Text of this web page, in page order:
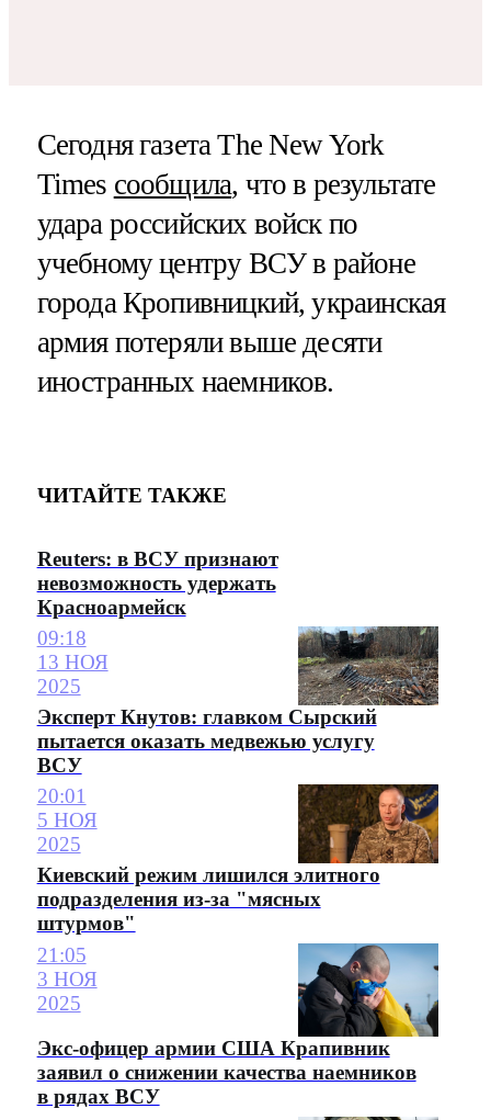
Сегодня газета The New York
Times сообщила, что в результате
удара российских войск по
учебному центру ВСУ в районе
города Кропивницкий, украинская
армия потеряли выше десяти
иностранных наемников.
ЧИТАЙТЕ ТАКЖЕ
Reuters: в ВСУ признают
невозможность удержать
Красноармейск
09:18
13 НОЯ
2025
Эксперт Кнутов: главком Сырский
пытается оказать медвежью услугу
ВСУ
20:01
5 НОЯ
2025
Киевский режим лишился элитного
подразделения из-за "мясных
штурмов"
21:05
3 НОЯ
2025
Экс-офицер армии США Крапивник
заявил о снижении качества наемников
в рядах ВСУ